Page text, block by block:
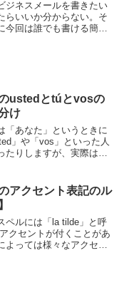
ジネスメールを書きたい
らいいか分からない。そ
今回は誰でも書ける簡単
ustedとtúとvosの
け
「あなた」というときに
」や「vos」といった人
たりしますが、実際はど
アクセント表記のル
ペルには「la tilde」と呼
クセントが付くことがあ
よっては様々なアクセン